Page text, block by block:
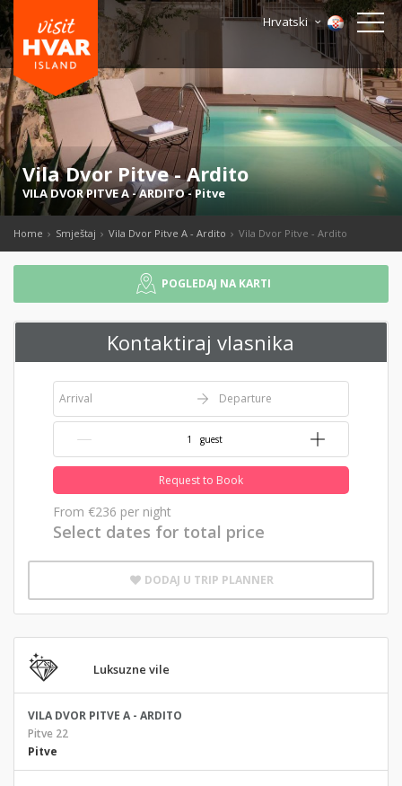
Hrvatski
Vila Dvor Pitve - Ardito
VILA DVOR PITVE A - ARDITO-Pitve
Home Smještaj Vila Dvor Pitve A - Ardito Vila Dvor Pitve - Ardito
POGLEDAJ NA KARTI
Kontaktiraj vlasnika
Arrival Departure
{{NumberOfGuests}} guest
Request to Book
From €236 per night
Select dates for total price
DODAJ U TRIP PLANNER
Luksuzne vile
VILA DVOR PITVE A - ARDITO
Pitve 22
Pitve